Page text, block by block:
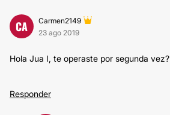
CA
Carmen2149
23 ago 2019
Hola Jua I, te operaste por segunda vez?
Responder